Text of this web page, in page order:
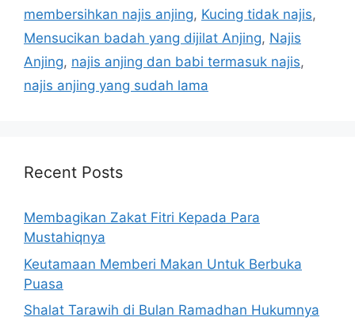
membersihkan najis anjing, Kucing tidak najis,
Mensucikan badah yang dijilat Anjing, Najis
Anjing, najis anjing dan babi termasuk najis,
najis anjing yang sudah lama
Recent Posts
Membagikan Zakat Fitri Kepada Para
Mustahiqnya
Keutamaan Memberi Makan Untuk Berbuka
Puasa
Shalat Tarawih di Bulan Ramadhan Hukumnya